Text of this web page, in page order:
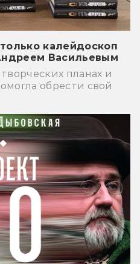
калейдоскоп
Васильевым
планах и
обрести свой